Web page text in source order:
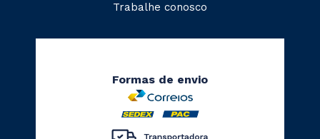
Trabalhe conosco
Formas de envio